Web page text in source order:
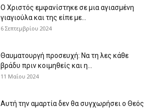
Ο Χριστός εμφανίστηκε σε μια αγιασμένη
γιαγιούλα και της είπε με...
6 Σεπτεμβρίου 2024
Θαυματουργή προσευχή: Να τη λες κάθε
βράδυ πριν κοιμηθείς και η...
11 Μαΐου 2024
Αυτή την αμαρτία δεν θα συγχωρήσει ο Θεός